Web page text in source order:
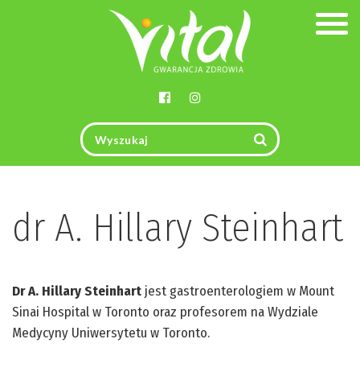
dr A. Hillary Steinhart
Dr A. Hillary Steinhart jest gastroenterologiem w Mount
Sinai Hospital w Toronto oraz profesorem na Wydziale
Medycyny Uniwersytetu w Toronto.